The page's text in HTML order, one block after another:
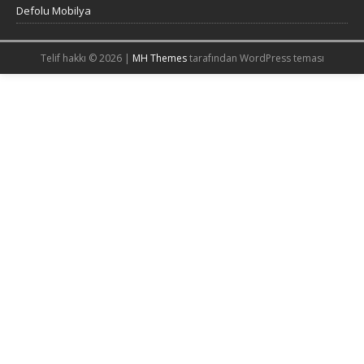
Defolu Mobilya
Telif hakkı © 2026 | MH Themestarafından WordPress teması